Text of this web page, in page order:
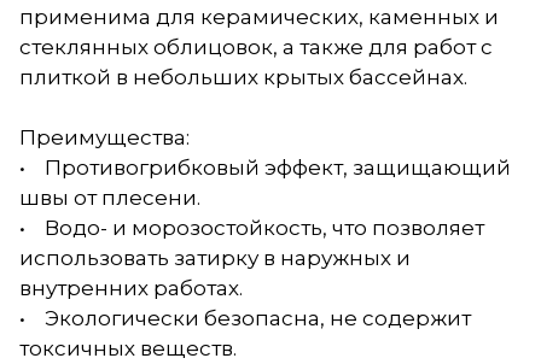
применима для керамических, каменных и
стеклянных облицовок, а также для работ с
плиткой в небольших крытых бассейнах.
Преимущества:
• Противогрибковый эффект, защищающий
швы от плесени.
• Водо- и морозостойкость, что позволяет
использовать затирку в наружных и
внутренних работах.
• Экологически безопасна, не содержит
токсичных веществ.